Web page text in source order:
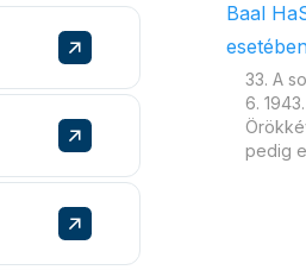
Baal
33. A
6.
pedig